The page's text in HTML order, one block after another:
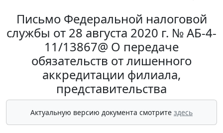
Письмо Федеральной налоговой
службы от 28 августа 2020 г. № АБ-4-
11/13867@ О передаче
обязательств от лишенного
аккредитации филиала,
представительства
Актуальную версию документа смотрите здесь